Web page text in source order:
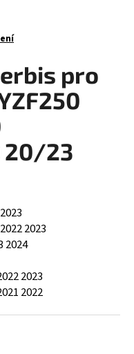
pro
20/23
2023
20222023
2024
2023
2022